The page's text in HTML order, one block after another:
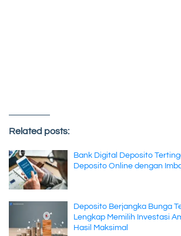
Related posts:
Bank Digital Deposito
Deposito Online dengan
Deposito Berjangka Bunga
Lengkap Memilih Investasi
Hasil Maksimal